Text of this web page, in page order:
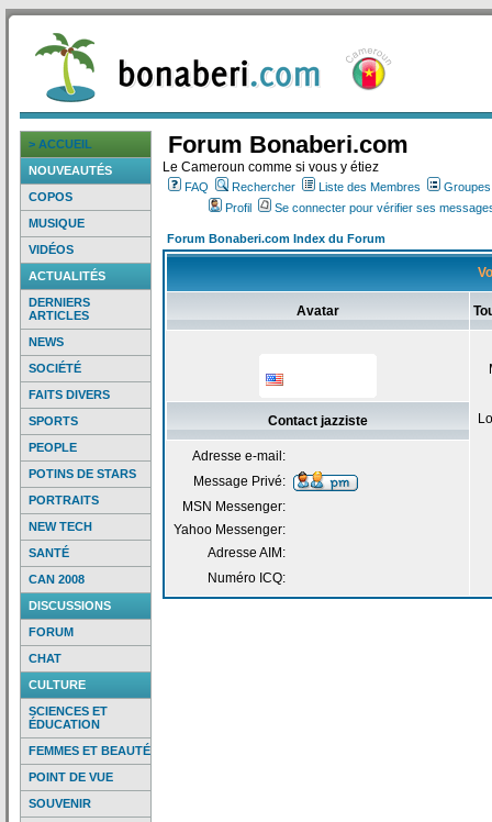
> ACCUEIL
NOUVEAUTÉS
COPOS
MUSIQUE
VIDÉOS
ACTUALITÉS
DERNIERS
ARTICLES
NEWS
SOCIÉTÉ
FAITS DIVERS
SPORTS
PEOPLE
POTINS DE STARS
PORTRAITS
NEW TECH
SANTÉ
CAN 2008
DISCUSSIONS
FORUM
CHAT
CULTURE
SCIENCES ET
ÉDUCATION
FEMMES ET BEAUTÉ
POINT DE VUE
SOUVENIR
Forum Bonaberi.com
Le Cameroun comme si vous y étiez
FAQ Rechercher Liste des Membres
Profil
Se connecter pour vérifier ses
Forum Bonaberi.com Index du Forum
Avatar
Contact jazziste
Adresse e-mail:
Message Privé:
MSN Messenger:
Yahoo Messenger:
Adresse AIM:
Numéro ICQ: